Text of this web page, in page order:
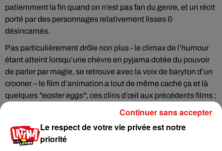
patiemment la fin quand on n’est pas fan du genre, et un récit
porté par des personnages relativement lisses &
désincarnés.
Pas particulièrement drôle non plus - le climax de l’humour
étant atteint lorsqu’une chèvre en pyjama dotée du pouvoir
de parler par magie, se retrouve avec la voix de baryton d’un
crooner – le film d’animation a tout de même caché ça et là
quelques "easter eggs", ces clins d’œil aux précédents films ;
Le respect de votre vie privée est notre
priorité
Continuer sans accepter